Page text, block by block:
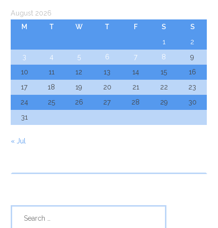
August 2026
M
T W T F S
S
1
2
3
4 5 6 7 8
9
10
11 12 13 14 15
16
17
18 19 20 21 22
23
24
25 26 27 28 29
30
31
« Jul